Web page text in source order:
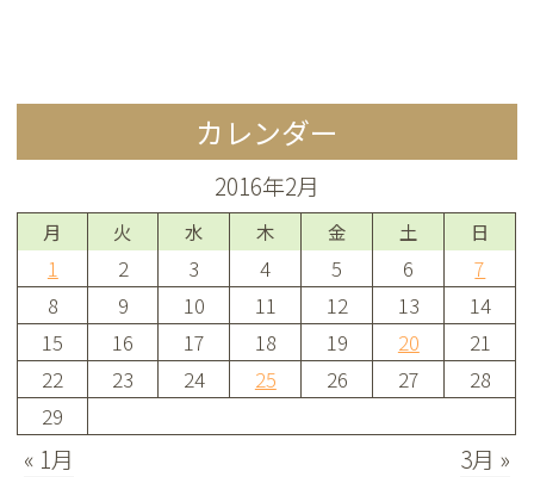
カレンダー
2016年2月
月 火 水 木 金 土 日
1 2 3 4 5 6
7
8
9 10 11 12 13
14
15
16 17 18 19 20
21
22
23 24 25 26 27
28
29
« 1月 3月 »